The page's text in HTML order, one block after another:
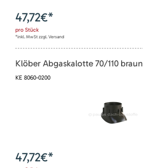
47,72€*
pro Stück
*inkl. MwSt zzgl. Versand
Klöber Abgaskalotte 70/110 braun
KE 8060-0200
47,72€*